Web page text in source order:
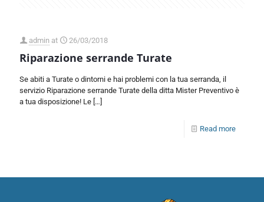
admin at 26/03/2018
Riparazione serrande Turate
Se abiti a Turate o dintorni e hai problemi con la tua serranda, il
servizio Riparazione serrande Turate della ditta Mister Preventivo è
a tua disposizione! Le […]
Read more